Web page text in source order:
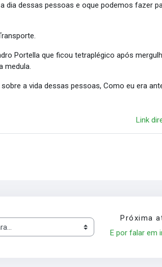
dia dessas pessoas e oque podemos fazer
Portella que ficou tetraplégico após
medula.
a vida dessas pessoas, Como eu era
Link
Próxima
E por falar em